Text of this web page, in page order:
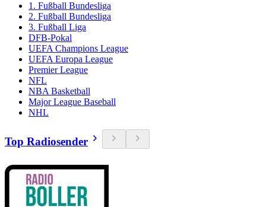
1. Fußball Bundesliga
2. Fußball Bundesliga
3. Fußball Liga
DFB-Pokal
UEFA Champions League
UEFA Europa League
Premier League
NFL
NBA Basketball
Major League Baseball
NHL
Top Radiosender